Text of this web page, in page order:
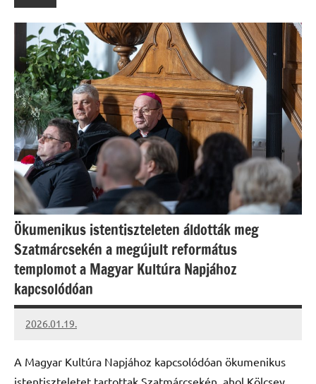
Ökumenikus istentiszteleten áldották meg
Szatmárcsekén a megújult református
templomot a Magyar Kultúra Napjához
kapcsolódóan
2026.01.19.
Leiszt
A Magyar Kultúra Napjához kapcsolódóan ökumenikus
istentiszteletet tartottak Szatmárcsekén, ahol Kölcsey